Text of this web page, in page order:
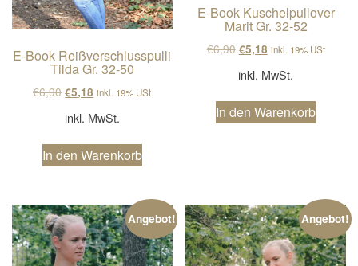
E-Book Reißverschlusspulli
Tilda Gr. 32-50
€6,90Ursprünglicher Preis war: €6,90
€5,18 Aktueller Preis ist: €5,18.
inkl. 19% USt
inkl. MwSt.
In den Warenkorb
E-Book Kuschelpullover
Marit Gr. 32-52
€6,90 Ursprünglicher Preis
€5,18Aktueller Preis
inkl. 19% USt
inkl. MwSt.
In den Warenkorb
Angebot! Angebot!